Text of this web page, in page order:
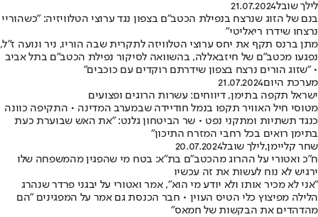
לילך שובל21.07.2024
בנם של הזוג שנרצח בנפילת הכטב"ם בצפון נגד ערוצי הטלוויזיה: "כשהוריי
נרצחו שידרו ריאליטי"
מתן ברנס תקף את יחס ערוצי הטלוויזה לתקרית שבה הוריו, ניר ונועה ז"ל,
נפגעו מכטב"ם של חיזבאללה, בהשוואה לסיקור נפילת הכטב"ם בתל אביב
• "שזוג הורים נרצח בצפון שידרתם רוקדים עם כוכבים"
מערכת היום21.07.2024
ישראל תקפה בתימן, דיווחים: עשרות הרוגים ופצועים
מטוסי חיל האוויר תקפו בנמל חודיידה שבמערב המדינה • התקיפה כוונה
כנגד תשתיות ומתקני נפט • שר הביטחון גלנט: "את האש שבוערת כעת
בתימן רואים בכל רחבי המזרח התיכון"
שחר קליימן,לילך שובל20.07.2024
ח"כ ואטורי על ההרוג מהכטב"ם בת"א: בטח מי שהפגין מהמשפחה שלו
ירגיש לא נוח לעשות את זה עכשיו
"אני לא מכיר אותו ולא יודע מי הוא", אמר ואטורי על יבגני פרדר שנהרג
הלילה מפיצוץ כלי הטיס העוין • חבר הכנסת גם אמר על המפגינים "הם
מהדהדים את הבקשות של חמאס"